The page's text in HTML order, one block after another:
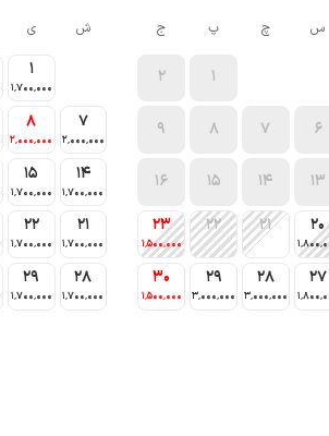
س چ پ ج
1
2
6
7
8
9
13
14
15
16
20
21
22
23
1٬500٬000
27
28
3٬000٬000
29
3٬000٬000
30
1٬500٬000
ش ی
1
1٬700٬000
7
2٬000٬000
8
2٬000٬000
14
1٬700٬000
15
1٬700٬000
21
1٬700٬000
22
1٬700٬000
28
1٬700٬000
29
1٬700٬000